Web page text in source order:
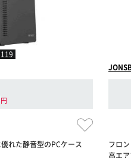
円
れた静音型のPCケース
フロ
高エ